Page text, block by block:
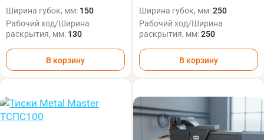
Ширина губок, мм: 150
Рабочий ход/Ширина
раскрытия, мм: 130
В корзину
Ширина губок, мм:250
Рабочий ход/Ширина
раскрытия, мм:250
В корзину